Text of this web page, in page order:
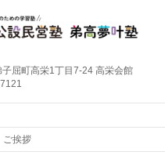
屈町高栄1丁目7-24 高栄会館
挨拶